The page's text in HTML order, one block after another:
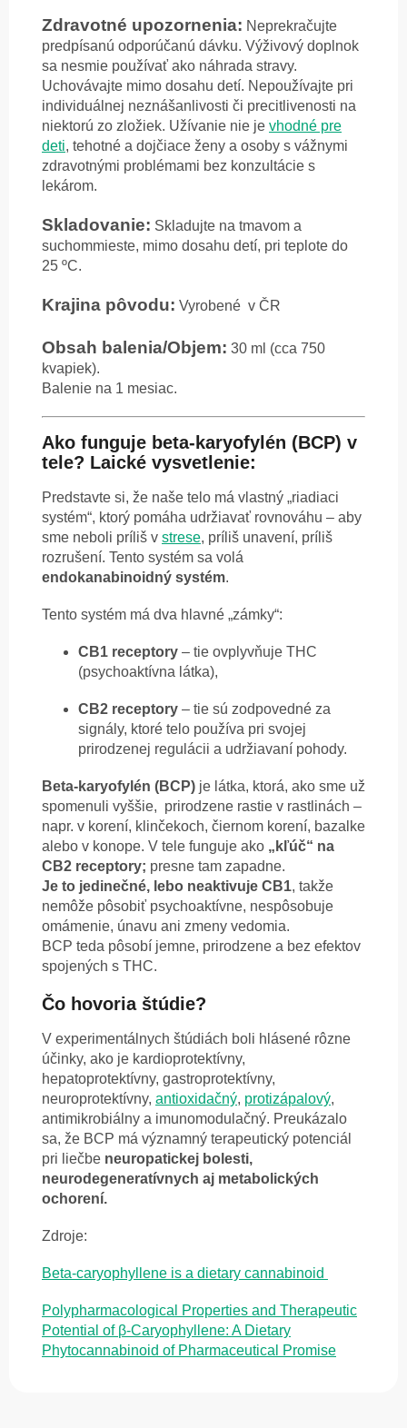
Zdravotné upozornenia: Neprekračujte
predpísanú odporúčanú dávku. Výživový doplnok
sa nesmie používať ako náhrada stravy.
Uchovávajte mimo dosahu detí. Nepoužívajte pri
individuálnej neznášanlivosti či precitlivenosti na
niektorú zo zložiek. Užívanie nie je vhodné pre
deti, tehotné a dojčiace ženy a osoby s vážnymi
zdravotnými problémami bez konzultácie s
lekárom.
Skladovanie: Skladujte na tmavom a
suchommieste, mimo dosahu detí, pri teplote do
25 ºC.
Krajina pôvodu: Vyrobené v ČR
Obsah balenia/Objem: 30 ml (cca 750
kvapiek).
Balenie na 1 mesiac.
Ako funguje beta-karyofylén (BCP) v
tele? Laické vysvetlenie:
Predstavte si, že naše telo má vlastný „riadiaci
systém“, ktorý pomáha udržiavať rovnováhu – aby
sme neboli príliš v strese, príliš unavení, príliš
rozrušení. Tento systém sa volá
endokanabinoidný systém.
Tento systém má dva hlavné „zámky“:
CB1 receptory – tie ovplyvňuje THC
(psychoaktívna látka),
CB2 receptory – tie sú zodpovedné za
signály, ktoré telo používa pri svojej
prirodzenej regulácii a udržiavaní pohody.
Beta-karyofylén (BCP) je látka, ktorá, ako sme už
spomenuli vyššie, prirodzene rastie v rastlinách –
napr. v korení, klinčekoch, čiernom korení, bazalke
alebo v konope. V tele funguje ako „kľúč“ na
CB2 receptory; presne tam zapadne.
Je to jedinečné, lebo neaktivuje CB1, takže
nemôže pôsobiť psychoaktívne, nespôsobuje
omámenie, únavu ani zmeny vedomia.
BCP teda pôsobí jemne, prirodzene a bez efektov
spojených s THC.
Čo hovoria štúdie?
V experimentálnych štúdiách boli hlásené rôzne
účinky, ako je kardioprotektívny,
hepatoprotektívny, gastroprotektívny,
neuroprotektívny, antioxidačný, protizápalový,
antimikrobiálny a imunomodulačný. Preukázalo
sa, že BCP má významný terapeutický potenciál
pri liečbe neuropatickej bolesti,
neurodegeneratívnych aj metabolických
ochorení.
Zdroje:
Beta-caryophyllene is a dietary cannabinoid
Polypharmacological Properties and Therapeutic
Potential of β-Caryophyllene: A Dietary
Phytocannabinoid of Pharmaceutical Promise